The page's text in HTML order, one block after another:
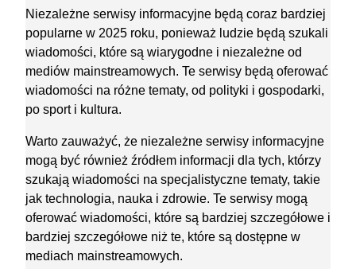
Niezależne serwisy informacyjne będą coraz bardziej
popularne w 2025 roku, ponieważ ludzie będą szukali
wiadomości, które są wiarygodne i niezależne od
mediów mainstreamowych. Te serwisy będą oferować
wiadomości na różne tematy, od polityki i gospodarki,
po sport i kultura.
Warto zauważyć, że niezależne serwisy informacyjne
mogą być również źródłem informacji dla tych, którzy
szukają wiadomości na specjalistyczne tematy, takie
jak technologia, nauka i zdrowie. Te serwisy mogą
oferować wiadomości, które są bardziej szczegółowe i
bardziej szczegółowe niż te, które są dostępne w
mediach mainstreamowych.